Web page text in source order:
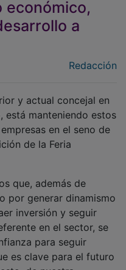
a
manteniendo estos
en el seno de
de la Feria
por generar dinamismo
inversión y seguir
en el sector, se
para seguir
es clave para el futuro
de nuestra